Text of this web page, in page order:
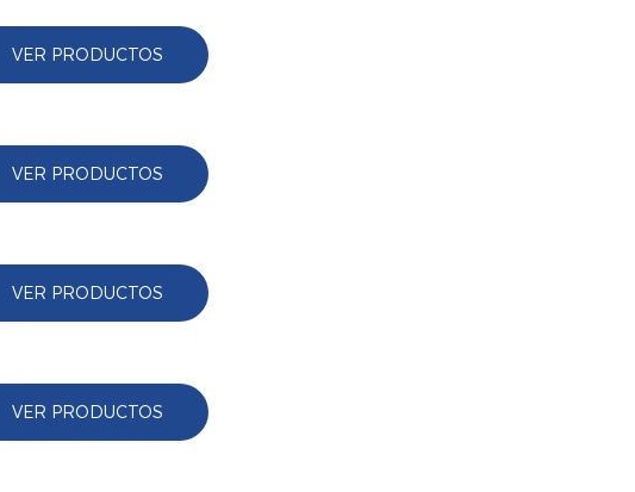
VER PRODUCTOS
VER PRODUCTOS
VER PRODUCTOS
VER PRODUCTOS